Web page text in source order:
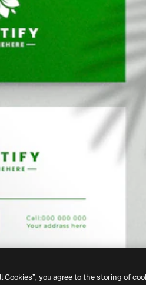
Cookies”, you agree to the storing of